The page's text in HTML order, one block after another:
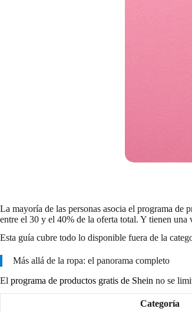
La mayoría de las personas asocia el programa
entre el 30 y el 40% de la oferta total. Y tienen
Esta guía cubre todo lo disponible fuera de la
Más allá de la ropa: el panorama completo
El programa de productos gratis de Shein no se
Categoría